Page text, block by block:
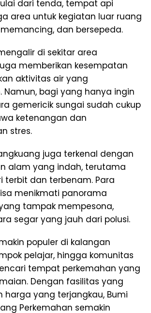
dari tenda, tempat api
area untuk kegiatan luar ruang
dan bersepeda.
di sekitar area
memberikan kesempatan
aktivitas air yang
Namun, bagi yang hanya ingin
gemericik sungai sudah cukup
ketenangan dan
stres.
juga terkenal dengan
alam yang indah, terutama
terbit dan terbenam. Para
menikmati panorama
tampak mempesona,
segar yang jauh dari polusi.
populer di kalangan
pelajar, hingga komunitas
tempat perkemahan yang
Dengan fasilitas yang
yang terjangkau, Bumi
Perkemahan semakin